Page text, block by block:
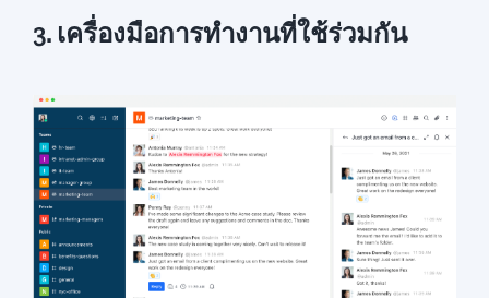
3. เครื่องมือการทำงานที่ใช้ร่วมกัน